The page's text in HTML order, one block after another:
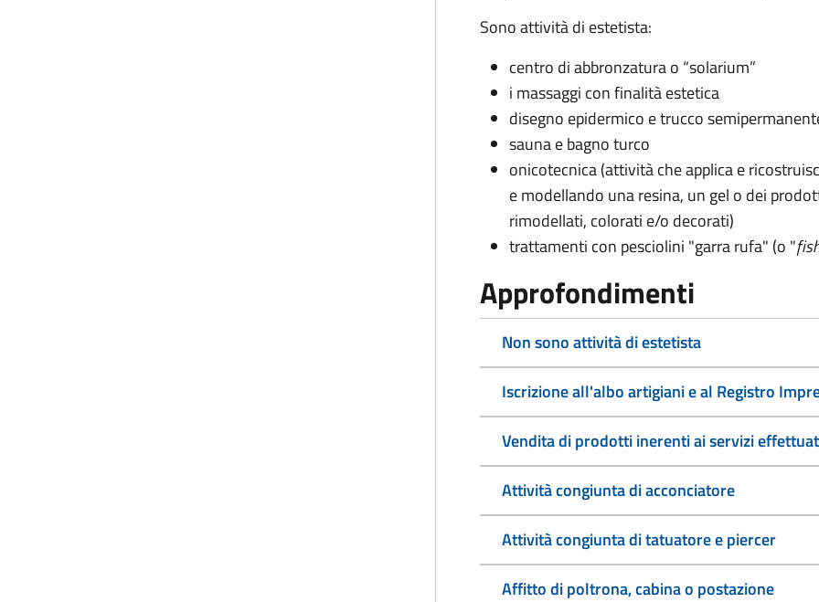
Sono attività di estetista:
centro di abbronzatura o “solarium”
i massaggi con finalità estetica
disegno epidermico e trucco
sauna e bagno turco
onicotecnica (attività che applica e
e modellando una resina, un gel o dei
rimodellati, colorati e/o decorati)
trattamenti con pesciolini "garra rufa" (o "
Approfondimenti
Non sono attività di estetista
Iscrizione all'albo artigiani e al Registro
Vendita di prodotti inerenti ai servizi
Attività congiunta di acconciatore
Attività congiunta di tatuatore e piercer
Affitto di poltrona, cabina o postazione